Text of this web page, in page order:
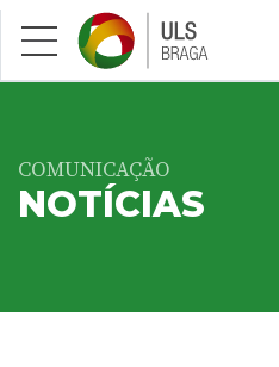
Saltar para conteúdo principal
COMUNICAÇÃO
NOTÍCIAS